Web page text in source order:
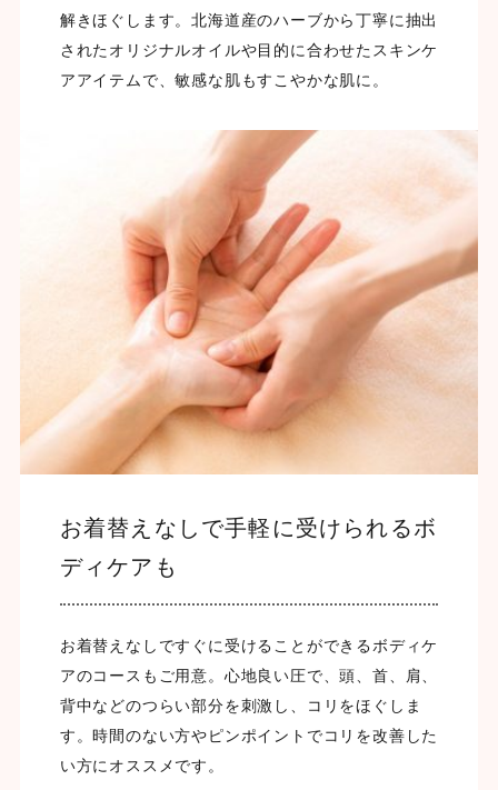
解きほぐします。北海道産のハーブから丁寧に抽出
されたオリジナルオイルや目的に合わせたスキンケ
アアイテムで、敏感な肌もすこやかな肌に。
お着替えなしで手軽に受けられるボ
ディケアも
お着替えなしですぐに受けることができるボディケ
アのコースもご用意。心地良い圧で、頭、首、肩、
背中などのつらい部分を刺激し、コリをほぐしま
す。時間のない方やピンポイントでコリを改善した
い方にオススメです。